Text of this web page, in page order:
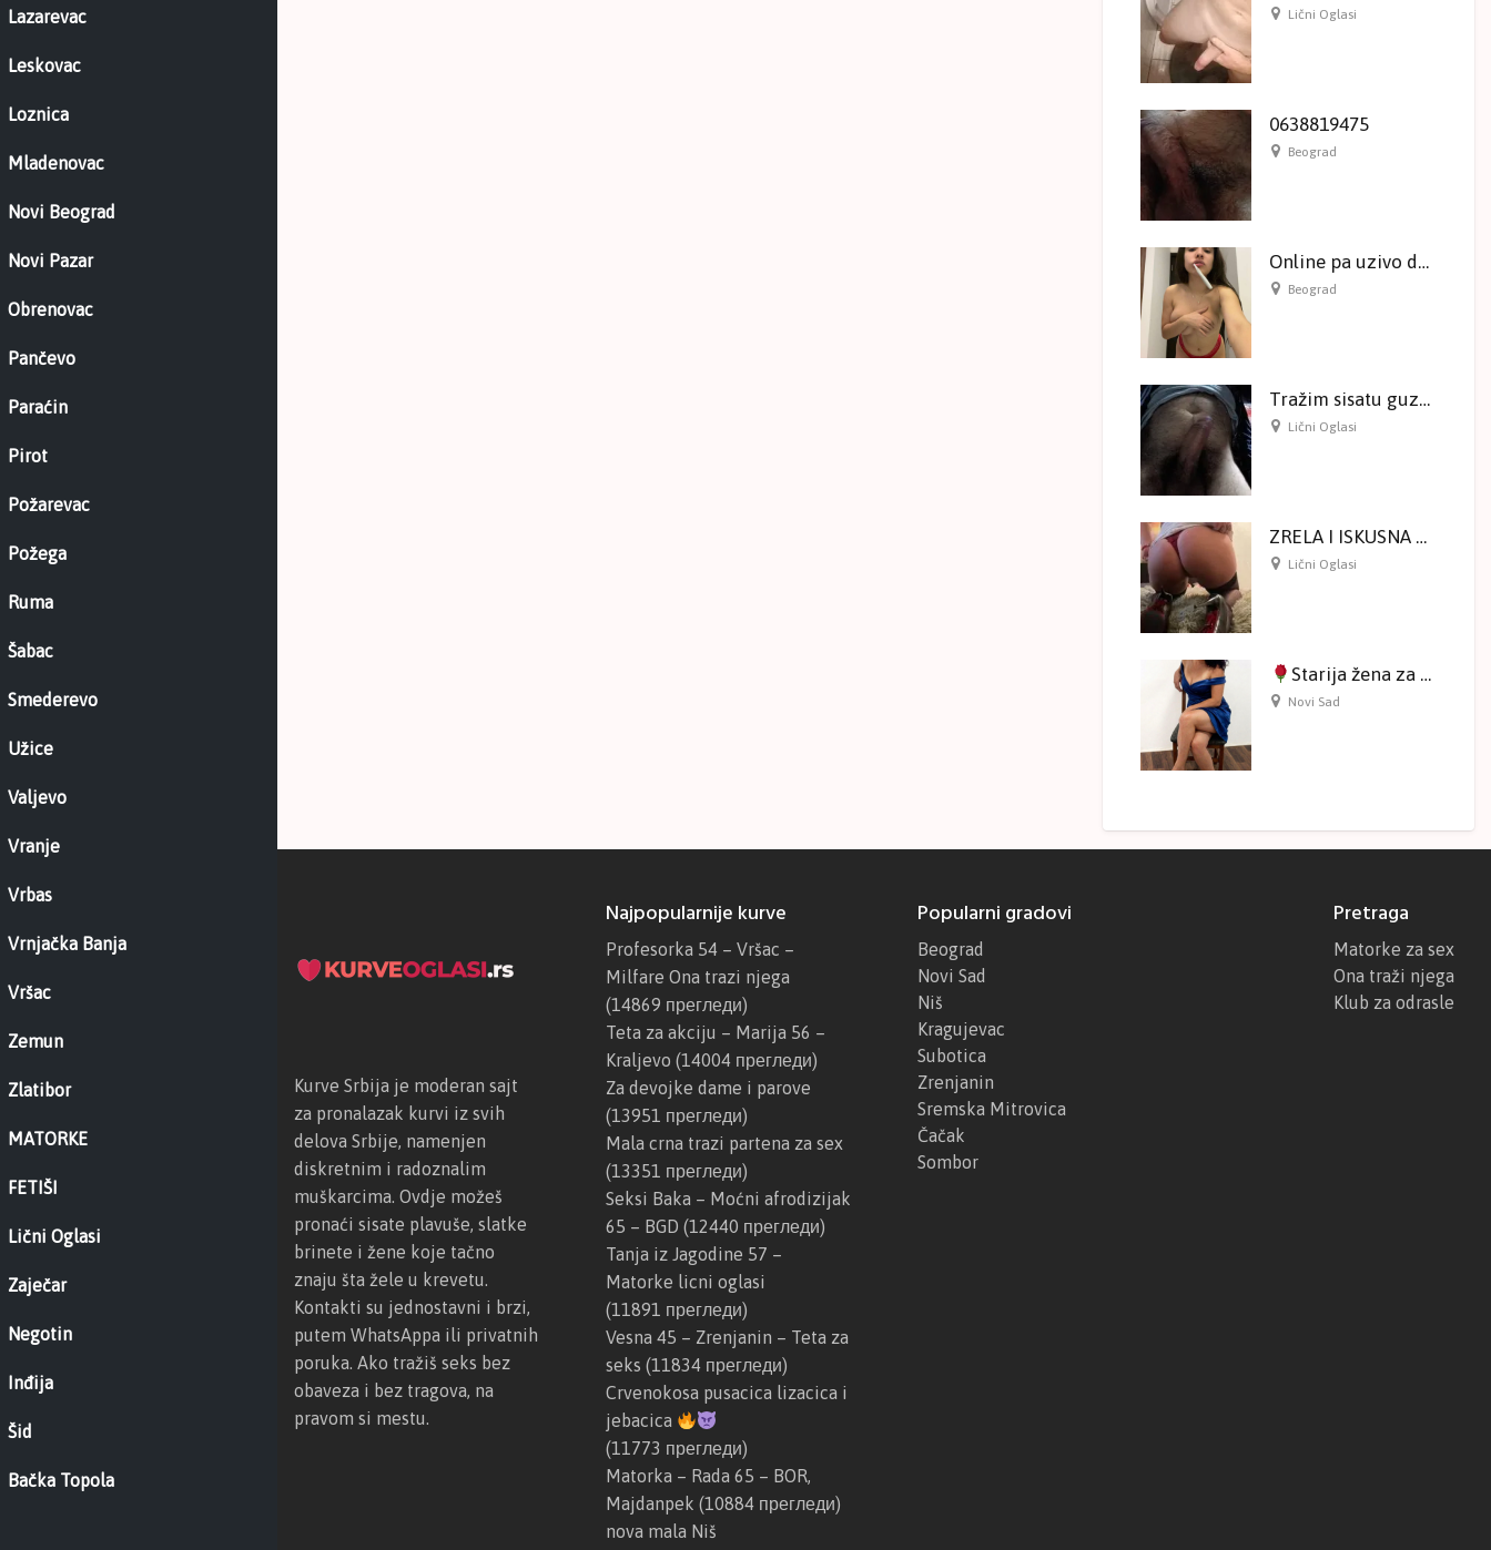
Lazarevac
Leskovac
Loznica
Mladenovac
Novi Beograd
Novi Pazar
Obrenovac
Pančevo
Paraćin
Pirot
Požarevac
Požega
Ruma
Šabac
Smederevo
Užice
Valjevo
Vranje
Vrbas
Vrnjačka Banja
Vršac
Zemun
Zlatibor
MATORKE
FETIŠI
Lični Oglasi
Zaječar
Negotin
Inđija
Šid
Bačka Topola
Lični Oglasi
0638819475
Beograd
Online pa uzivo druzenje!
Beograd
Tražim sisatu guzatu ženu
Lični Oglasi
ZRELA I ISKUSNA Samo ONLINE druženje na kameri
Lični Oglasi
Starija žena za druženje na kameri
Novi Sad
Kurve Srbija je moderan sajt
za pronalazak kurvi iz svih
delova Srbije, namenjen
diskretnim i radoznalim
muškarcima. Ovdje možeš
pronaći sisate plavuše, slatke
brinete i žene koje tačno
znaju šta žele u krevetu.
Kontakti su jednostavni i brzi,
putem WhatsAppa ili privatnih
poruka. Ako tražiš seks bez
obaveza i bez tragova, na
pravom si mestu.
Najpopularnije kurve
Profesorka 54 – Vršac –
Milfare Ona trazi njega
(14869 прегледи)
Teta za akciju – Marija 56 –
Kraljevo (14004 прегледи)
Za devojke dame i parove
(13951 прегледи)
Mala crna trazi partena za sex
(13351 прегледи)
Seksi Baka – Moćni afrodizijak
65 – BGD (12440 прегледи)
Tanja iz Jagodine 57 –
Matorke licni oglasi
(11891 прегледи)
Vesna 45 – Zrenjanin – Teta za
seks (11834 прегледи)
Crvenokosa pusacica lizacica i
jebacica
(11773 прегледи)
Matorka – Rada 65 – BOR,
Majdanpek (10884 прегледи)
nova mala Niš
Popularni gradovi
Beograd
Novi Sad
Niš
Kragujevac
Subotica
Zrenjanin
Sremska Mitrovica
Čačak
Sombor
Pretraga
Matorke za sex
Ona traži njega
Klub za odrasle